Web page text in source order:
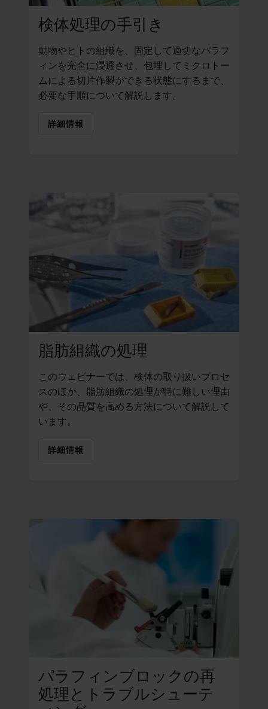
検体処理の手引き
動物やヒトの組織を、固定して適切なパラフ
ィンを完全に浸透させ、包埋してミクロトー
ムによる切片作製ができる状態にするまで、
必要な手順について解説します。
詳細情報
脂肪組織の処理
このウェビナーでは、検体の取り扱いプロセ
スのほか、脂肪組織の処理が特に難しい理由
や、その品質を高める方法について解説して
います。
詳細情報
パラフィンブロックの再
処理とトラブルシューテ